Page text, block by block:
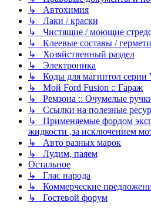
↳ Автохимия
↳ Лаки / краски
↳ Чистящие / моющие
↳ Клеевые составы /
↳ Хозяйственный раздел
↳ Электроника
↳ Коды для магнитол серии
↳ Мой Ford Fusion :: Гараж
↳ Ремзона :: Очумелые
↳ Ссылки на полезные
↳ Применяемые фордом
жидкости ,за исключением
↳ Авто разных марок
↳ Лудим, паяем
Остальное
↳ Глас народа
↳ Коммерческие
↳ Гостевой форум